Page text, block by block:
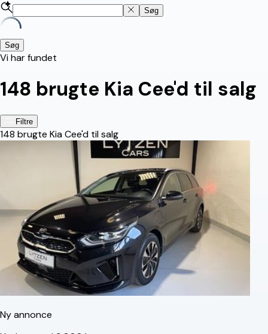
Søg
Søg
Vi har fundet
148 brugte Kia Cee'd til salg
Filtre
148 brugte Kia Cee'd til salg
Ny annonce